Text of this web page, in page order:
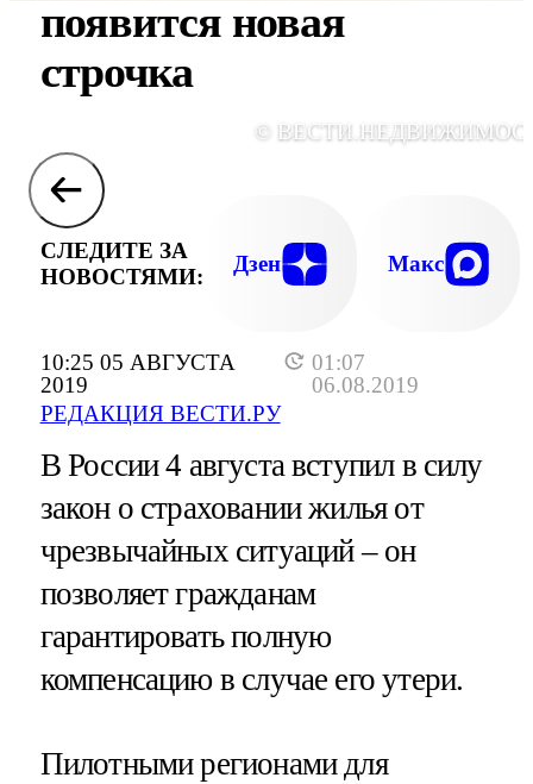
10:25 05 АВГУСТА
2019
01:07
06.08.2019
РЕДАКЦИЯ ВЕСТИ.РУ
появится новая
строчка
©
СЛЕДИТЕ ЗА
НОВОСТЯМИ:
Дзен Макс
В России 4 августа вступил в силу
закон о страховании жилья от
чрезвычайных ситуаций – он
позволяет гражданам
гарантировать полную
компенсацию в случае его утери.
Пилотными регионами для